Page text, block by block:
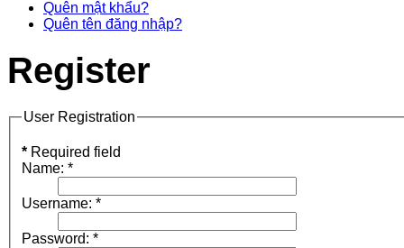
Quên mật khẩu?
Quên tên đăng nhập?
Register
User Registration
* Required field
Name: *
Username: *
Password: *